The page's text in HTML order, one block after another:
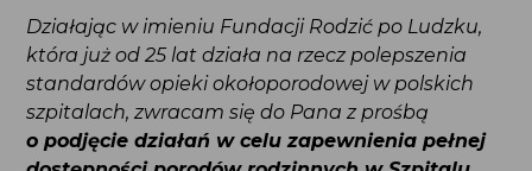
Działając w imieniu Fundacji Rodzić po Ludzku,
która już od 25 lat działa na rzecz polepszenia
standardów opieki okołoporodowej w polskich
szpitalach, zwracam się do Pana z prośbą
o podjęcie działań w celu zapewnienia pełnej